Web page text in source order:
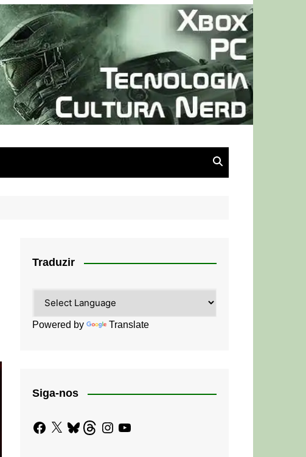
Traduzir
Powered by Translate
Siga-nos
Facebook
X BlueskyThreadsInstagram
YouTube